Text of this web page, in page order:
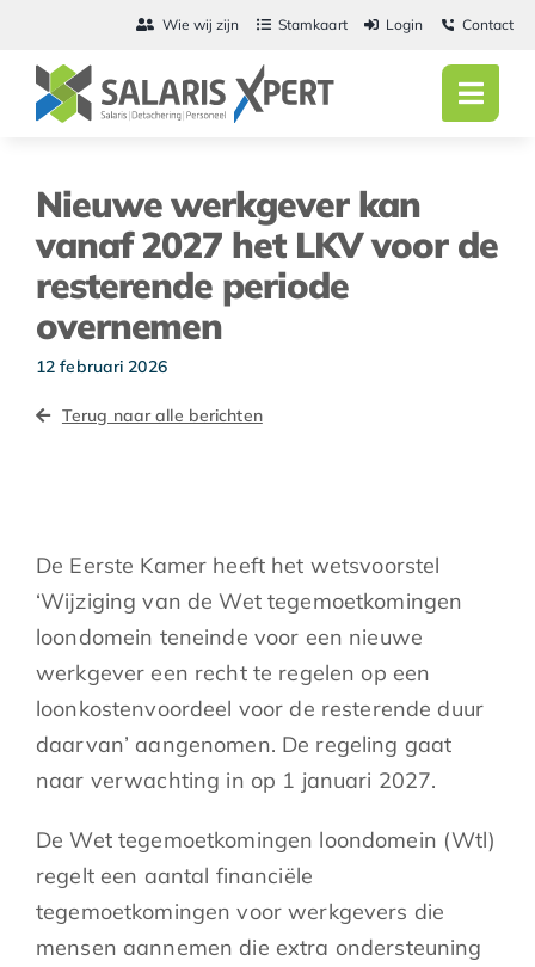
inhoud
Wie wij zijn Stamkaart Login Contact
Nieuwe werkgever kan
vanaf 2027 het LKV voor de
resterende periode
overnemen
12 februari 2026
Terug naar alle berichten
De Eerste Kamer heeft het wetsvoorstel
‘Wijziging van de Wet tegemoetkomingen
loondomein teneinde voor een nieuwe
werkgever een recht te regelen op een
loonkostenvoordeel voor de resterende duur
daarvan’ aangenomen. De regeling gaat
naar verwachting in op 1 januari 2027.
De Wet tegemoetkomingen loondomein (Wtl)
regelt een aantal financiële
tegemoetkomingen voor werkgevers die
mensen aannemen die extra ondersteuning